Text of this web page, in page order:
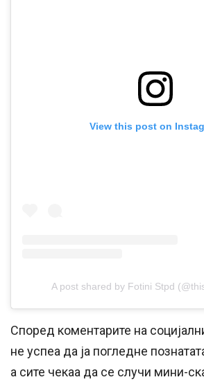
View this post on
A post shared by Fotini Stpd
Според коментарите на
не успеа да ја погледне
а сите чекаа да се случи мини-